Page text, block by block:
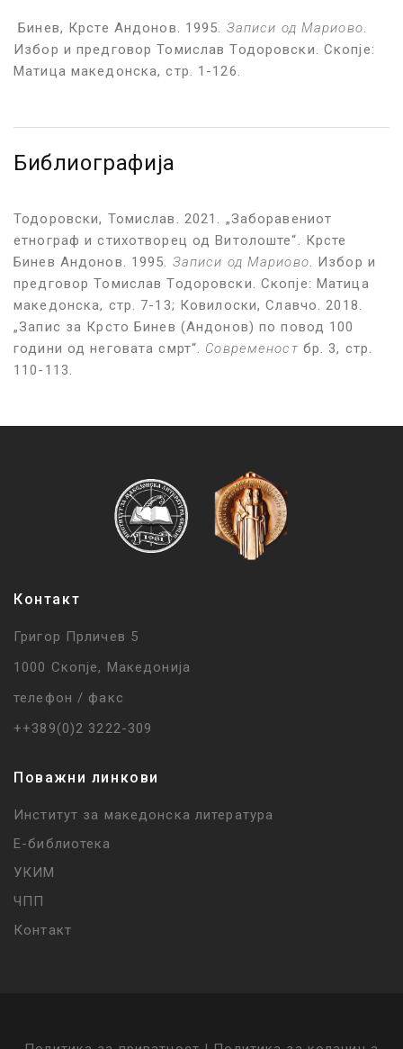
Бинев, Крсте Андонов. 1995. Записи од Мариово
Избор и предговор Томислав Тодоровски. Скопје:
Матица македонска, стр. 1-126.
Библиографија
Тодоровски, Томислав. 2021. „Заборавениот
етнограф и стихотворец од Витолоште“. Крсте
Бинев Андонов. 1995. Записи од Мариово . Избор и
предговор Томислав Тодоровски. Скопје: Матица
македонска, стр. 7-13; Ковилоски, Славчо. 2018.
„Запис за Крсто Бинев (Андонов) по повод 100
години од неговата смрт“. Современост бр. 3, стр.
110-113.
Контакт
Григор Прличев 5
1000 Скопје, Македонија
телефон / факс
++389(0)2 3222-309
Поважни линкови
Институт за македонска литература
Е-библиотека
УКИМ
ЧПП
Контакт